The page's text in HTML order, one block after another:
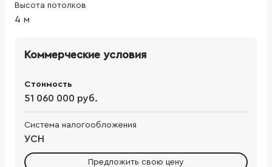
Высота потолков
4 м
Коммерческие условия
Стоимость
51 060 000 руб.
Система налогообложения
УСН
Предложить свою цену